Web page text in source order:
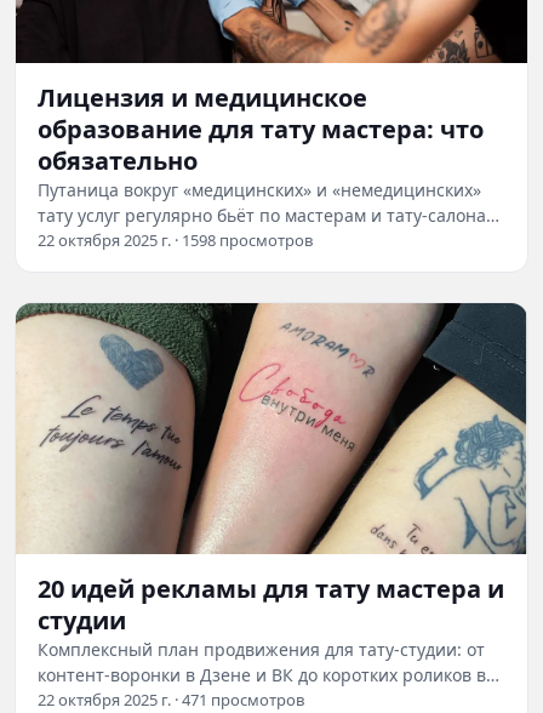
Лицензия и медицинское
образование для тату мастера: что
обязательно
Путаница вокруг «медицинских» и «немедицинских»
тату услуг регулярно бьёт по мастерам и тату-салонам.
Мы собрали критерии, типовые риски и…
22 октября 2025 г. · 1598 просмотров
20 идей рекламы для тату мастера и
студии
Комплексный план продвижения для тату‑студии: от
контент‑воронки в Дзене и ВК до коротких роликов в
TikTok и офлайн‑активностей в вашем…
22 октября 2025 г. · 471 просмотров